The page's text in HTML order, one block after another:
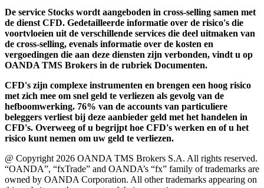
De service Stocks wordt aangeboden in cross-selling samen met
de dienst CFD. Gedetailleerde informatie over de risico's die
voortvloeien uit de verschillende services die deel uitmaken van
de cross-selling, evenals informatie over de kosten en
vergoedingen die aan deze diensten zijn verbonden, vindt u op
OANDA TMS Brokers in de rubriek Documenten.
CFD's zijn complexe instrumenten en brengen een hoog risico
met zich mee om snel geld te verliezen als gevolg van de
hefboomwerking. 76% van de accounts van particuliere
beleggers verliest bij deze aanbieder geld met het handelen in
CFD's. Overweeg of u begrijpt hoe CFD's werken en of u het
risico kunt nemen om uw geld te verliezen.
@ Copyright 2026 OANDA TMS Brokers S.A. All rights reserved.
“OANDA”, “fxTrade” and OANDA’s “fx” family of trademarks are
owned by OANDA Corporation. All other trademarks appearing on